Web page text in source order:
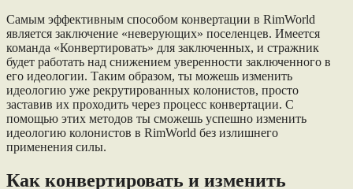
Самым эффективным способом конвертации в RimWorld
является заключение «неверующих» поселенцев. Имеется
команда «Конвертировать» для заключенных, и стражник
будет работать над снижением уверенности заключенного в
его идеологии. Таким образом, ты можешь изменить
идеологию уже рекрутированных колонистов, просто
заставив их проходить через процесс конвертации. С
помощью этих методов ты сможешь успешно изменить
идеологию колонистов в RimWorld без излишнего
применения силы.
Как конвертировать и изменить